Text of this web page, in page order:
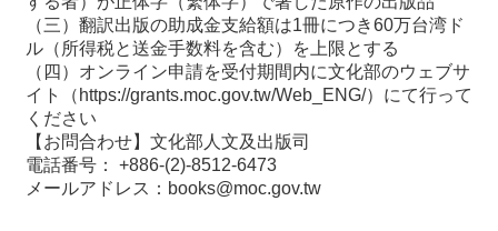
湾
本
連
リ
（三）翻訳出版の助成金支給額は1冊につき60万台湾ド
ル（所得税と送金手数料を含む）を上限とする
（四）オンライン申請を受付期間内に文化部のウェブサ
イト（https://grants.moc.gov.tw/Web_ENG/）にて行って
ください
【お問合わせ】文化部人文及出版司
電話番号： +886-(2)-8512-6473
メールアドレス：books@moc.gov.tw